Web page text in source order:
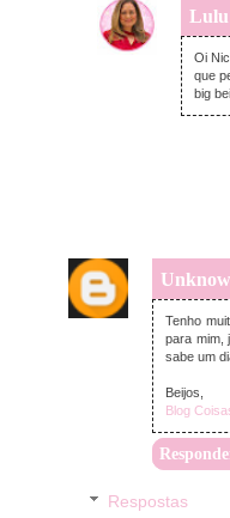
Lulu
Oi
que
big
Tenho
para mim,
sabe um
Beijos,
Blog
Respostas